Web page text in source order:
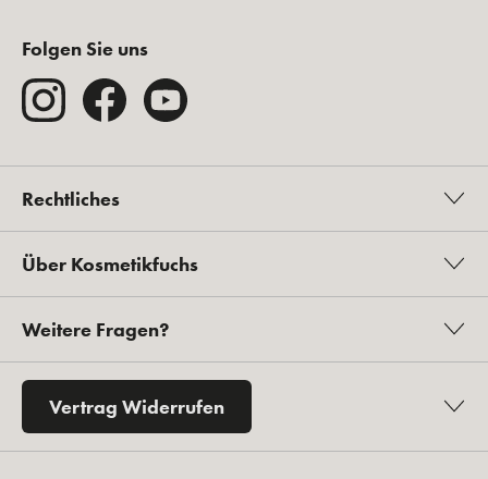
Folgen Sie uns
Rechtliches
Über Kosmetikfuchs
Weitere Fragen?
Vertrag Widerrufen